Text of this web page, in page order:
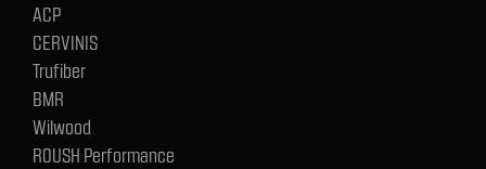
ACP
CERVINIS
Trufiber
BMR
Wilwood
ROUSH Performance